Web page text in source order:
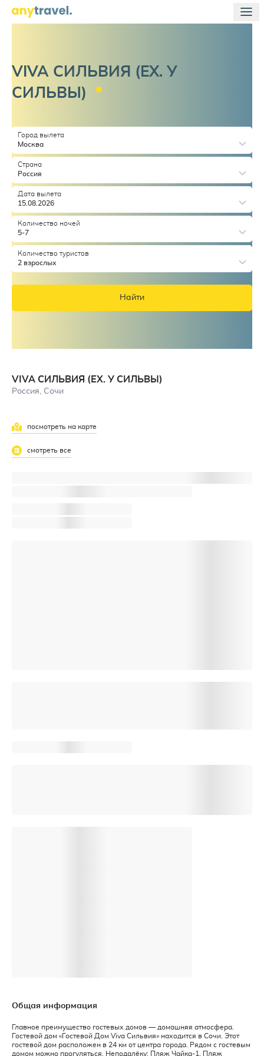
VIVA СИЛЬВИЯ (EX. У
СИЛЬВЫ)
Город вылета
Москва
Страна
Россия
Дата вылета
15.08.2026
Количество ночей
5-7
Количество туристов
2 взрослых
Найти
VIVA СИЛЬВИЯ (EX. У СИЛЬВЫ)
Россия, Сочи
посмотреть на карте
смотреть все
Общая информация
Главное преимущество гостевых домов — домашняя атмосфера.
Гостевой дом «Гостевой Дом Viva Сильвия» находится в Сочи. Этот
гостевой дом расположен в 24 км от центра города. Рядом с гостевым
домом можно прогуляться. Неподалёку: Пляж Чайка-1, Пляж